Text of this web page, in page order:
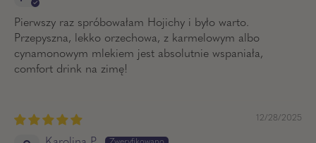
Pierwszy raz spróbowałam Hojichy i było warto.
Przepyszna, lekko orzechowa, z karmelowym albo
cynamonowym mlekiem jest absolutnie wspaniała,
comfort drink na zimę!
12/28/2025